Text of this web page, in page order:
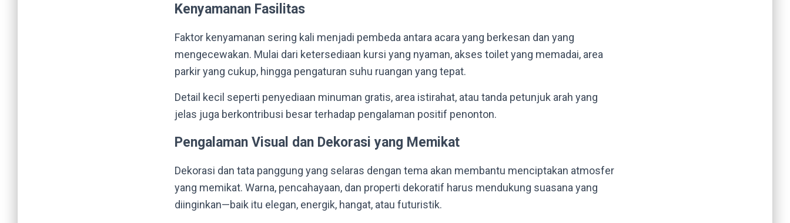
Kenyamanan Fasilitas
Faktor kenyamanan sering kali menjadi pembeda antara acara yang berkesan dan yang
mengecewakan. Mulai dari ketersediaan kursi yang nyaman, akses toilet yang memadai, area
parkir yang cukup, hingga pengaturan suhu ruangan yang tepat.
Detail kecil seperti penyediaan minuman gratis, area istirahat, atau tanda petunjuk arah yang
jelas juga berkontribusi besar terhadap pengalaman positif penonton.
Pengalaman Visual dan Dekorasi yang Memikat
Dekorasi dan tata panggung yang selaras dengan tema akan membantu menciptakan atmosfer
yang memikat. Warna, pencahayaan, dan properti dekoratif harus mendukung suasana yang
diinginkan—baik itu elegan, energik, hangat, atau futuristik.